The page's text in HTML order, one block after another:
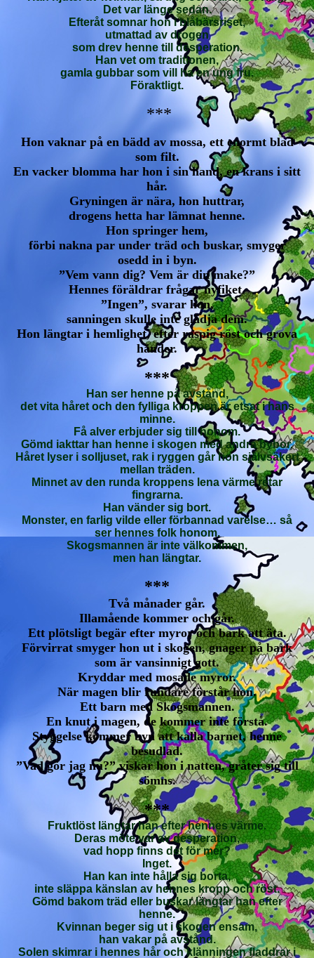
Det var länge sedan.
Efteråt somnar hon i blåbärsriset,
utmattad av drogen
som drev henne till desperation.
Han vet om traditionen,
gamla gubbar som vill ha en ung fru.
Föraktligt.
***
Hon vaknar på en bädd av mossa, ett enormt blad
som filt.
En vacker blomma har hon i sin hand, en krans i sitt
hår.
Gryningen är nära, hon huttrar,
drogens hetta har lämnat henne.
Hon springer hem,
förbi nakna par under träd och buskar, smyger
osedd in i byn.
”Vem vann dig? Vem är din make?”
Hennes föräldrar frågar nyfiket.
”Ingen”, svarar hon,
sanningen skulle inte glädja dem.
Hon längtar i hemlighet, efter raspig röst och grova
händer.
***
Han ser henne på avstånd,
det vita håret och den fylliga kroppen är etsat i hans
minne.
Få alver erbjuder sig till honom.
Gömd iakttar han henne i skogen med andra bybor.
Håret lyser i solljuset, rak i ryggen går hon självsäkert
mellan träden.
Minnet av den runda kroppens lena värme retar
fingrarna.
Han vänder sig bort.
Monster, en farlig vilde eller förbannad varelse… så
ser hennes folk honom.
Skogsmannen är inte välkommen,
men han längtar.
***
Två månader går.
Illamående kommer och går.
Ett plötsligt begär efter myror och bark att äta.
Förvirrat smyger hon ut i skogen, gnager på bark
som är vansinnigt gott.
Kryddar med mosade myror.
När magen blir rundare förstår hon.
Ett barn med Skogsmannen.
En knut i magen, de kommer inte förstå.
Styggelse kommer byn att kalla barnet, henne
besudlad.
”Vad gör jag nu?” viskar hon i natten, gråter sig till
sömns.
***
Fruktlöst längtar han efter hennes värme.
Deras möte var av desperation,
vad hopp finns det för mer?
Inget.
Han kan inte hålla sig borta,
inte släppa känslan av hennes kropp och röst.
Gömd bakom träd eller buskar längtar han efter
henne.
Kvinnan beger sig ut i skogen ensam,
han vakar på avstånd.
Solen skimrar i hennes hår och klänningen fladdrar i